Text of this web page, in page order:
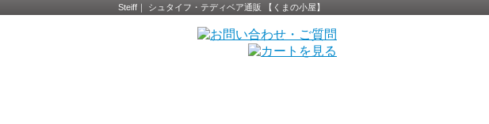
Steiff｜ シュタイフ・テディベア通販 【くまの小屋】